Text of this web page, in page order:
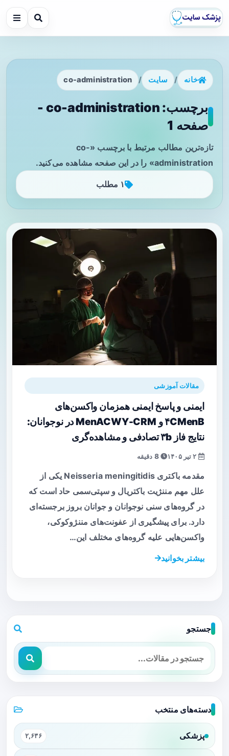
خانه / سایت /
co-administration
برچسب: co-administration -
صفحه 1
تازه‌ترین مطالب مرتبط با برچسب «co-
administration» را در این صفحه مشاهده می‌کنید.
۱ مطلب
مقالات آموزشی
ایمنی و پاسخ ایمنی همزمان واکسن‌های
۴CMenB و MenACWY-CRM در نوجوانان:
نتایج فاز ۳b تصادفی و مشاهده‌گری
8 دقیقه
مقدمه باکتری Neisseria meningitidis یکی از
علل مهم مننژیت باکتریال و سپتی‌سمی حاد است که
در گروه‌های سنی نوجوانان و جوانان بروز برجسته‌ای
دارد. برای پیشگیری از عفونت‌های مننژوکوکی،
واکسن‌هایی علیه گروه‌های مختلف این…
بیشتر بخوانید
جستجو
دسته‌های منتخب
پزشکی ۲,۶۳۶